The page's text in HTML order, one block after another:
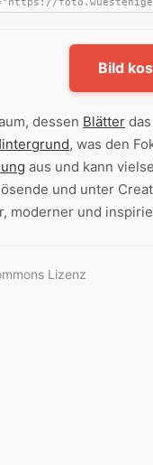
Bild
dessen Blätter
, was den
aus und kann
und unter
moderner und
Lizenz